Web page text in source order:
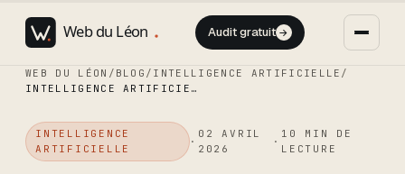
Audit gratuit →
WEB DU LÉON / BLOG / INTELLIGENCE ARTIFICIELLE /
INTELLIGENCE ARTIFICIELLE VISIBILITÉ LOCALE ARTISAN : CE QUE PERSONNE NE VOUS DIT
INTELLIGENCE
ARTIFICIELLE
·
02 AVRIL
2026
·
10
MIN DE
LECTURE